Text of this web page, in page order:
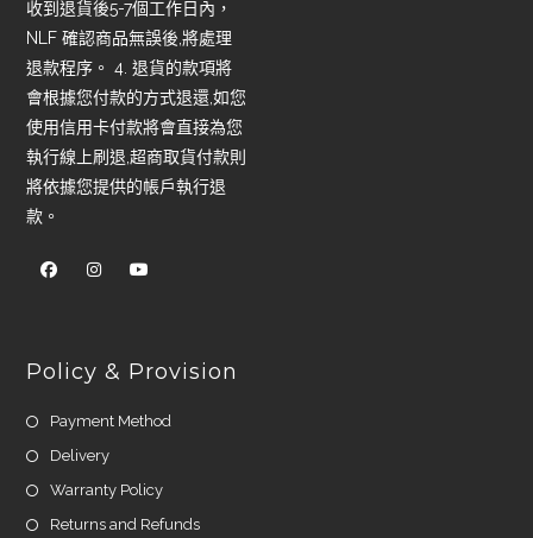
收到退貨後5-7個工作日內，
NLF 確認商品無誤後,將處理
退款程序。 4. 退貨的款項將
會根據您付款的方式退還,如您
使用信用卡付款將會直接為您
執行線上刷退,超商取貨付款則
將依據您提供的帳戶執行退
款。
Policy & Provision
Payment Method
Delivery
Warranty Policy
Returns and Refunds